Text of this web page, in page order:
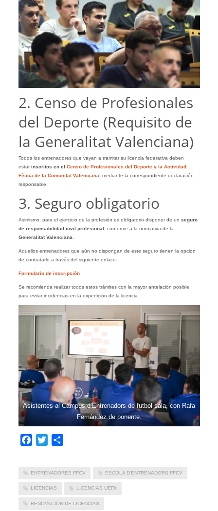
2. Censo de Profesionales
del Deporte (Requisito de
la Generalitat Valenciana)
Todos los entrenadores que vayan a tramitar su licencia federativa deben
estarinscritos en el Censo de Profesionales del Deporte y la Actividad
Física de la Comunitat Valenciana, mediante la correspondiente declaración
responsable.
3. Seguro obligatorio
Asimismo, para el ejercicio de la profesión es obligatorio disponer de un seguro
de responsabilidad civil profesional, conforme a la normativa de la
Generalitat Valenciana.
Aquellos entrenadores que aún no dispongan de este seguro tienen la opción
de contratarlo a través del siguiente enlace:
Formulario de inscripción
Se recomienda realizar todos estos trámites con la mayor antelación posible
para evitar incidencias en la expedición de la licencia.
Asistentes al Campus d’Entrenadors de futbol sala, con Rafa
Fernández de ponente.
Facebook
Twitter
ENTRENADORES FFCV ESCOLA D'ENTRENADORS FFCV
LICENCIAS LICENCIAS UEFA
RENOVACIÓN DE LICENCIAS